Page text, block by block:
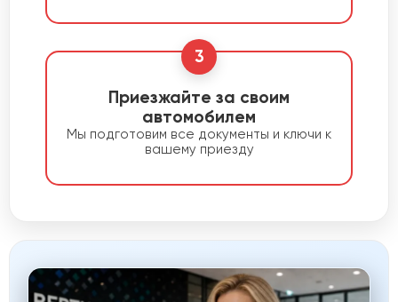
3
Приезжайте за своим
автомобилем
Мы подготовим все документы и ключи к
вашему приезду